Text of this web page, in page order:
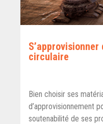
circulaire
Bien choisir ses
d’approvisionnement
soutenabilité de ses